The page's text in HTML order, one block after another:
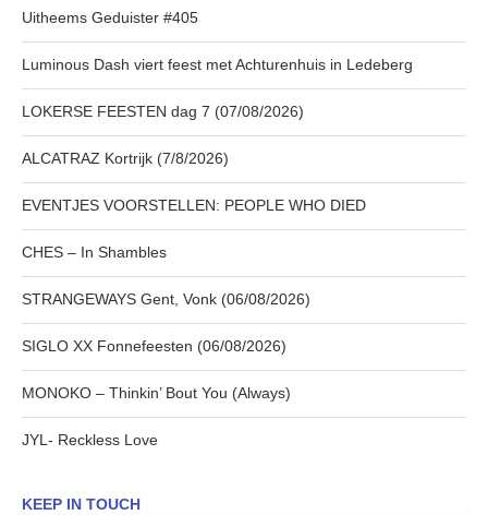
Uitheems Geduister #405
Luminous Dash viert feest met Achturenhuis in Ledeberg
LOKERSE FEESTEN dag 7 (07/08/2026)
ALCATRAZ Kortrijk (7/8/2026)
EVENTJES VOORSTELLEN: PEOPLE WHO DIED
CHES – In Shambles
STRANGEWAYS Gent, Vonk (06/08/2026)
SIGLO XX Fonnefeesten (06/08/2026)
MONOKO – Thinkin’ Bout You (Always)
JYL- Reckless Love
KEEP IN TOUCH